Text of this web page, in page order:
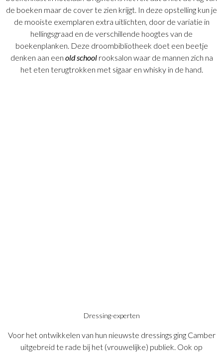
de boeken maar de cover te zien krijgt. In deze opstelling kun je
de mooiste exemplaren extra uitlichten, door de variatie in
hellingsgraad en de verschillende hoogtes van de
boekenplanken. Deze droombibliotheek doet een beetje
denken aan een old school rooksalon waar de mannen zich na
het eten terugtrokken met sigaar en whisky in de hand.
Dressing-experten
Voor het ontwikkelen van hun nieuwste dressings ging Camber
uitgebreid te rade bij het (vrouwelijke) publiek. Ook op